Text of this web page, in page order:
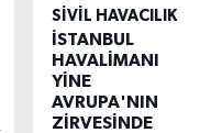
SIVIL HAVACILIK
İSTANBUL
HAVALİMANI
YİNE
AVRUPA'NIN
ZİRVESİNDE